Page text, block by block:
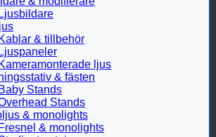
Ljusbildare
Kablar & tillbehör
Ljuspaneler
Kameramonterade ljus
& fästen
Baby Stands
Stands
& monolights
Fresnel & monolights